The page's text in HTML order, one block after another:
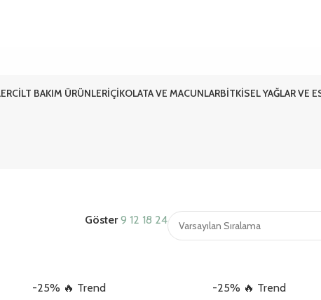
CILT BAKIM ÜRÜNLERIÇIKOLATA VE MACUNLARBITKISEL YAĞLAR VE
Göster9 12 18 24
-25% 🔥 Trend -25% 🔥 Trend